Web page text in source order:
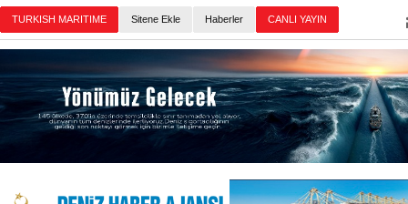
TURKISH MARITIME Sitene Ekle Haberler CANLI YAYIN